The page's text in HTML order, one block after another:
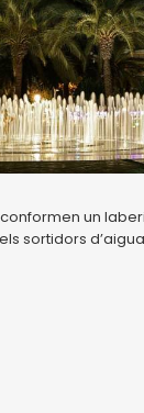
un
sortidors